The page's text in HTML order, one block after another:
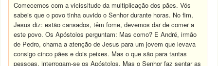
Comecemos com a vicissitude da multiplicação dos pães. Vós
sabeis que o povo tinha ouvido o Senhor durante horas. No fim,
Jesus diz: estão cansados, têm fome, devemos dar de comer a
este povo. Os Apóstolos perguntam: Mas como? E André, irmão
de Pedro, chama a atenção de Jesus para um jovem que levava
consigo cinco pães e dois peixes. Mas o que são para tantas
pessoas, interrogam-se os Apóstolos. Mas o Senhor faz sentar as